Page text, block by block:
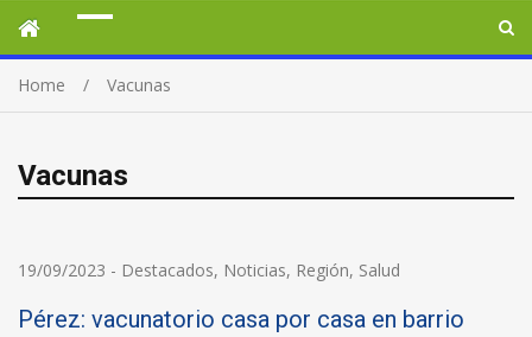
Home Vacunas
Vacunas
19/09/2023 - Destacados, Noticias, Región, Salud
Pérez: vacunatorio casa por casa en barrio